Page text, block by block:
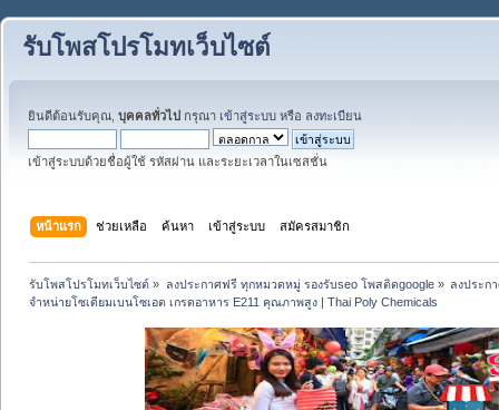
รับโพสโปรโมทเว็บไซต์
ยินดีต้อนรับคุณ, บุคคลทั่วไป กรุณา เข้าสู่ระบบ หรือ ลงทะเบียน
เข้าสู่ระบบด้วยชื่อผู้ใช้ รหัสผ่าน และระยะเวลาในเซสชั่น
หน้าแรก ช่วยเหลือ ค้นหา เข้าสู่ระบบ สมัครสมาชิก
รับโพสโปรโมทเว็บไซต์ » ลงประกาศฟรี ทุกหมวดหมู่ รองรับseo โพสติดgoogle» ลงประก
จำหน่ายโซเดียมเบนโซเอต เกรดอาหาร E211 คุณภาพสูง | Thai Poly Chemicals